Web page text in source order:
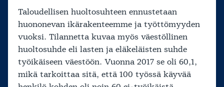
Taloudellisen huoltosuhteen ennustetaan
huononevan ikärakenteemme ja työttömyyden
vuoksi. Tilannetta kuvaa myös väestöllinen
huoltosuhde eli lasten ja eläkeläisten suhde
työikäiseen väestöön. Vuonna 2017 se oli 60,1,
mikä tarkoittaa sitä, että 100 työssä käyvää